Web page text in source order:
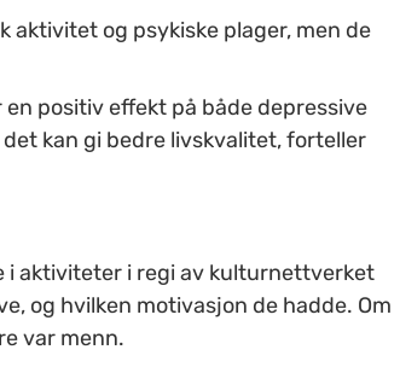
og psykiske plager, men de
positiv effekt på både depressive
kan gi bedre livskvalitet, forteller
i aktiviteter i regi av kulturnettverket
og hvilken motivasjon de hadde. Om
var menn.